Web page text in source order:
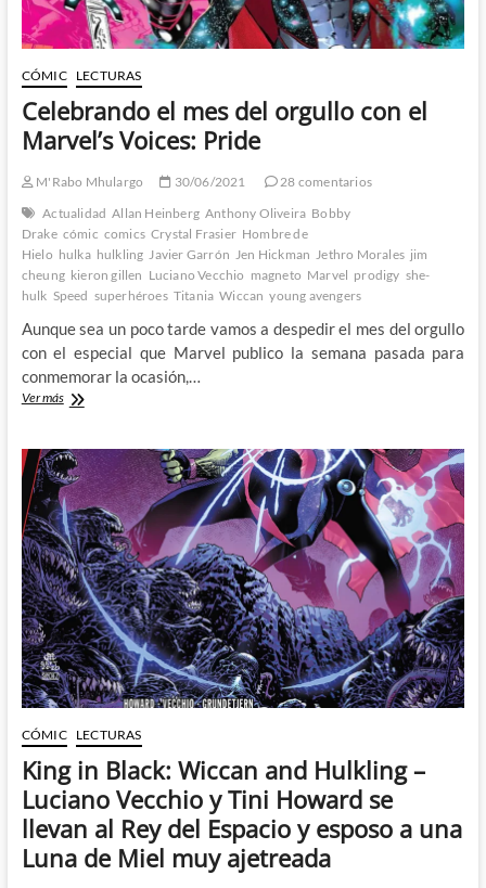
entre
vida
y
la
muerte
CÓMIC LECTURAS
Celebrando el mes del orgullo con el
Marvel’s Voices: Pride
M'Rabo Mhulargo 30/06/2021
28 comentarios
Actualidad Allan Heinberg Anthony Oliveira Bobby
Drake cómic comics Crystal Frasier Hombre de
Hielo hulka hulkling Javier Garrón Jen Hickman Jethro Morales jim
cheung kieron gillen Luciano Vecchio magneto Marvel prodigy she-
hulk Speed superhéroes Titania Wiccan young avengers
Aunque sea un poco tarde vamos a despedir el mes del orgullo
con el especial que Marvel publico la semana pasada para
conmemorar la ocasión,…
Ver másCelebrando
del
orgullo
con
el
Marvel’s
Voices:
Pride
CÓMIC LECTURAS
King in Black: Wiccan and Hulkling –
Luciano Vecchio y Tini Howard se
llevan al Rey del Espacio y esposo a una
Luna de Miel muy ajetreada